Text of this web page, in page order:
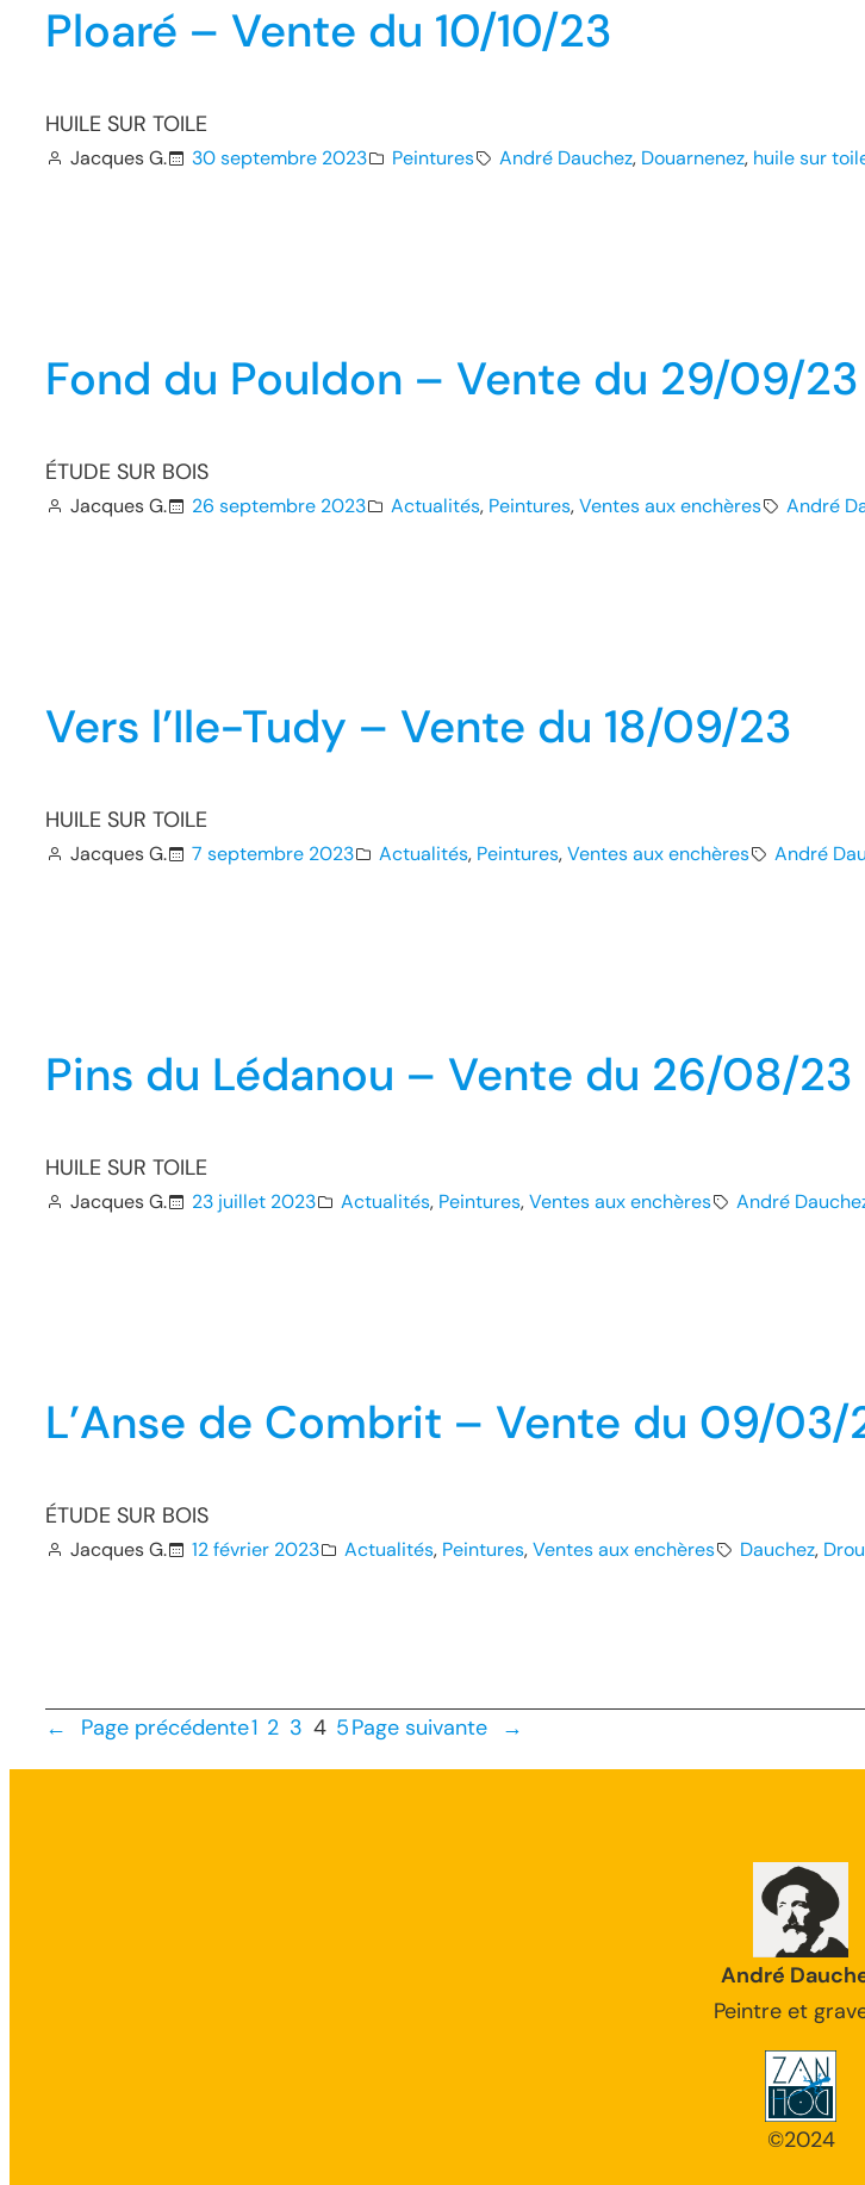
Ploaré – Vente du 10/10/23
HUILE SUR TOILE
Jacques G. 30 septembre 2023 Peintures André Dauchez, Douarnenez, huile sur
Fond du Pouldon – Vente du 29/09/23
ÉTUDE SUR BOIS
Jacques G. 26 septembre 2023 Actualités, Peintures, Ventes aux enchères André
Vers l’Ile-Tudy – Vente du 18/09/23
HUILE SUR TOILE
Jacques G. 7 septembre 2023 Actualités, Peintures, Ventes aux enchères André
Pins du Lédanou – Vente du 26/08/23
HUILE SUR TOILE
Jacques G. 23 juillet 2023 Actualités, Peintures, Ventes aux enchères André
L’Anse de Combrit – Vente du 09/03/
ÉTUDE SUR BOIS
Jacques G. 12 février 2023 Actualités, Peintures, Ventes aux enchères Dauchez,
← Page précédente1 2 3 4 5Page suivante →
André
Peintre et
©2024